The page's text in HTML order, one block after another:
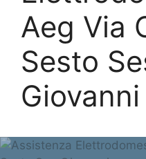
Aeg Via
Sesto
Giovanni